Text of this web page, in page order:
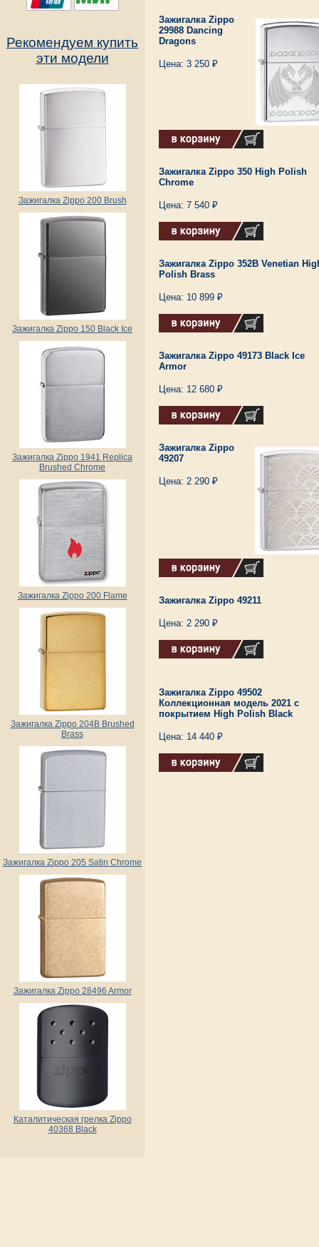
Рекомендуем купить
эти модели
Зажигалка Zippo 200 Brush
Зажигалка Zippo 150 Black Ice
Зажигалка Zippo 1941 Replica
Brushed Chrome
Зажигалка Zippo 200 Flame
Зажигалка Zippo 204B Brushed
Brass
Зажигалка Zippo 205 Satin Chrome
Зажигалка Zippo 28496 Armor
Каталитическая грелка Zippo
40368 Black
Зажигалка Zippo
29988 Dancing
Dragons
Цена: 3 250 ₽
Зажигалка Zippo 350 High Polish
Chrome
Цена: 7 540 ₽
Зажигалка Zippo 352B Venetian
Polish Brass
Цена: 10 899 ₽
Зажигалка Zippo 49173 Black Ice
Armor
Цена: 12 680 ₽
Зажигалка Zippo
49207
Цена: 2 290 ₽
Зажигалка Zippo 49211
Цена: 2 290 ₽
Зажигалка Zippo 49502
Коллекционная модель 2021 с
покрытием High Polish Black
Цена: 14 440 ₽